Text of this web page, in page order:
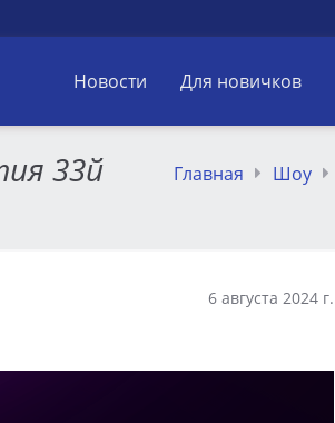
Новости Для новичков
33й
Главная Шоу
6 августа 2024 г.